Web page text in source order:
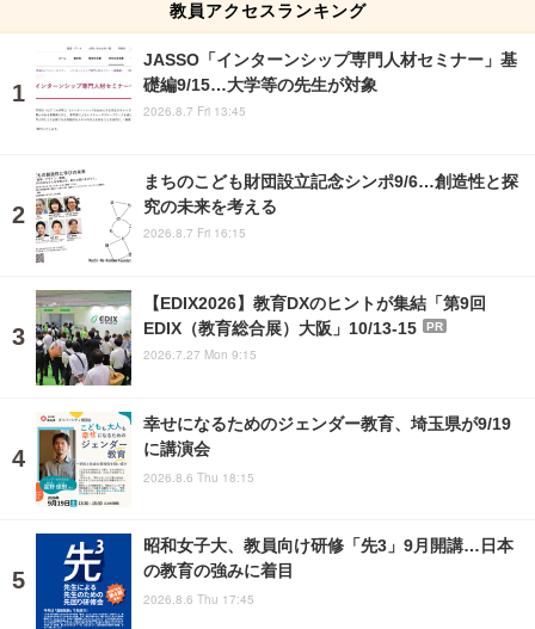
教員アクセスランキング
JASSO「インターンシップ専門人材セミナー」基
礎編9/15…大学等の先生が対象
2026.8.7 Fri 13:45
まちのこども財団設立記念シンポ9/6…創造性と探
究の未来を考える
2026.8.7 Fri 16:15
【EDIX2026】教育DXのヒントが集結「第9回
EDIX（教育総合展）大阪」10/13-15
PR
2026.7.27 Mon 9:15
幸せになるためのジェンダー教育、埼玉県が9/19
に講演会
2026.8.6 Thu 18:15
昭和女子大、教員向け研修「先3」9月開講…日本
の教育の強みに着目
2026.8.6 Thu 17:45